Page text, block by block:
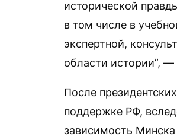
исторической
в том числе в
экспертной,
области истории”,
После
поддержке РФ,
зависимость